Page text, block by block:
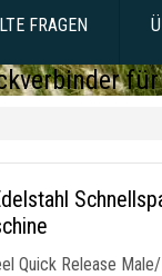
FRAGEN
Quick Release